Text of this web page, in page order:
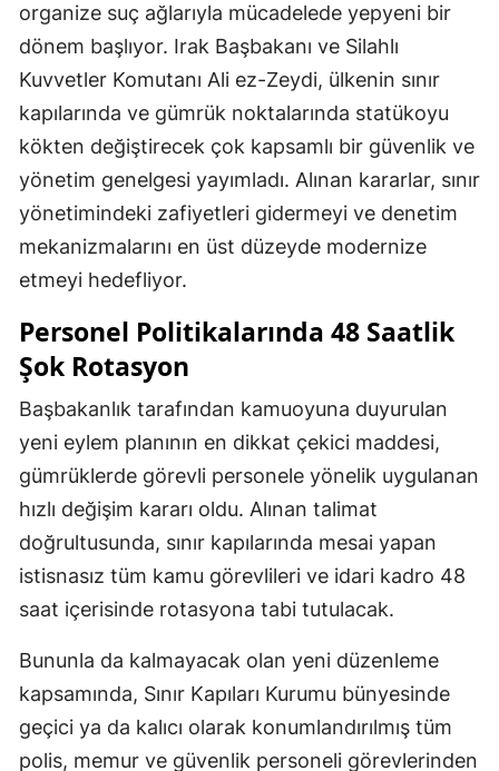
organize suç ağlarıyla mücadelede yepyeni bir
dönem başlıyor. Irak Başbakanı ve Silahlı
Kuvvetler Komutanı Ali ez-Zeydi, ülkenin sınır
kapılarında ve gümrük noktalarında statükoyu
kökten değiştirecek çok kapsamlı bir güvenlik ve
yönetim genelgesi yayımladı. Alınan kararlar, sınır
yönetimindeki zafiyetleri gidermeyi ve denetim
mekanizmalarını en üst düzeyde modernize
etmeyi hedefliyor.
Personel Politikalarında 48 Saatlik
Şok Rotasyon
Başbakanlık tarafından kamuoyuna duyurulan
yeni eylem planının en dikkat çekici maddesi,
gümrüklerde görevli personele yönelik uygulanan
hızlı değişim kararı oldu. Alınan talimat
doğrultusunda, sınır kapılarında mesai yapan
istisnasız tüm kamu görevlileri ve idari kadro 48
saat içerisinde rotasyona tabi tutulacak.
Bununla da kalmayacak olan yeni düzenleme
kapsamında, Sınır Kapıları Kurumu bünyesinde
geçici ya da kalıcı olarak konumlandırılmış tüm
polis, memur ve güvenlik personeli görevlerinden